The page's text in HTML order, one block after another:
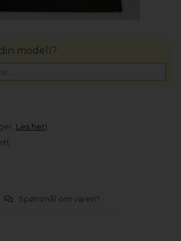
Spørsmål om varen?
Les her)
modell?